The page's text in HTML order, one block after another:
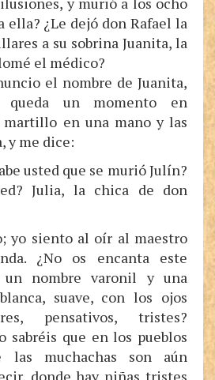
ella? ¿Le dejó don Rafael la
a su sobrina Juanita, la
el médico?
el nombre de Juanita,
un momento en
martillo en una mano y las
y me dice:
usted que se murió Julín?
Julia, la chica de don
yo siento al oír al maestro
¿No os encanta este
un nombre varonil y una
suave, con los ojos
pensativos, tristes?
sabréis que en los pueblos
las muchachas son aún
donde hay niñas tristes